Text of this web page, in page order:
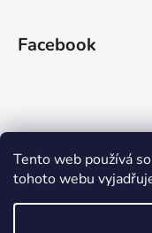
Tento web používá
tohoto webu
Facebook